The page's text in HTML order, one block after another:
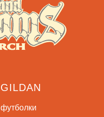
GILDAN
футболки